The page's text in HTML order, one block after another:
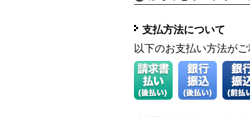
支払方法について
以下のお支払い方法がご